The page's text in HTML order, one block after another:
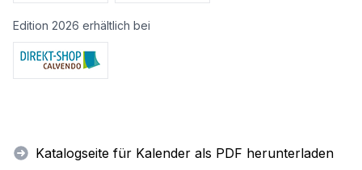
Edition 2026 erhältlich bei
Katalogseite für Kalender als PDF herunterladen